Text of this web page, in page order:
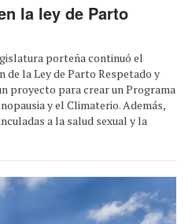
la ley de Parto
porteña continuó el
la Ley de Parto Respetado y
proyecto para crear un Programa
y el Climaterio. Además,
a la salud sexual y la